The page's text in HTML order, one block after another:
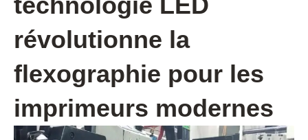
révolutionne la
flexographie pour les
imprimeurs modernes